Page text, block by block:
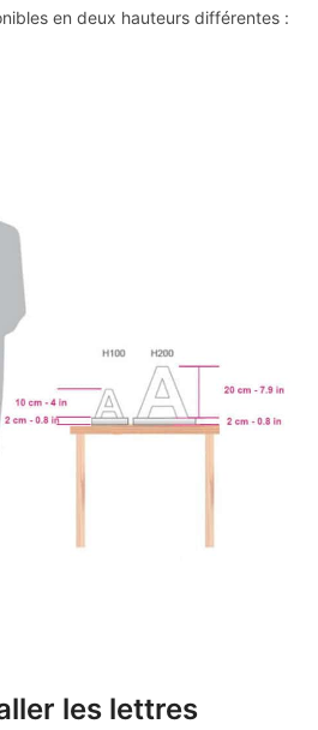
en deux hauteurs différentes :
les lettres